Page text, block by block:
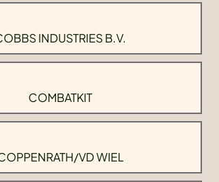
INDUSTRIES B.V.
COMBATKIT
VD WIEL